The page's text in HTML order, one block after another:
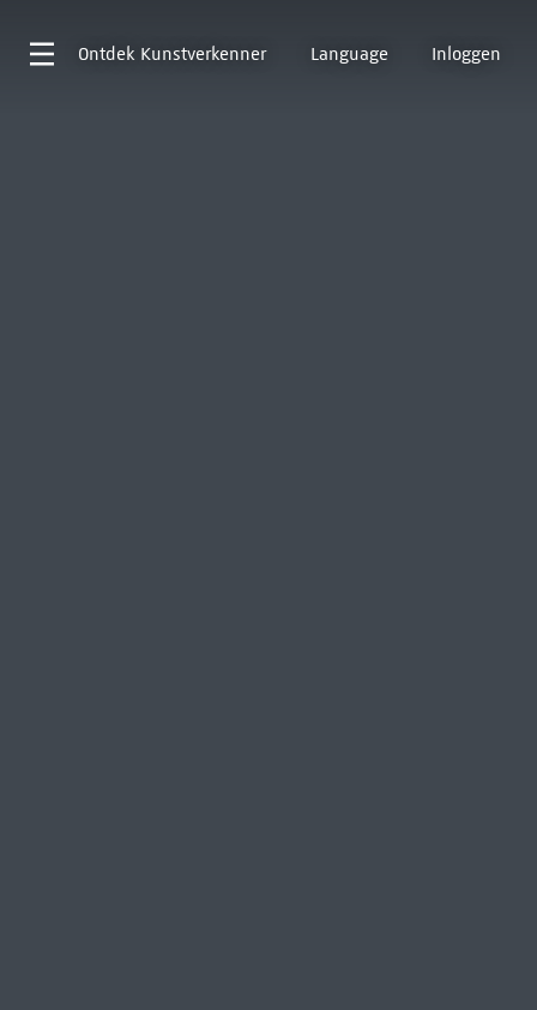
Ontdek Kunstverkenner Language Inloggen